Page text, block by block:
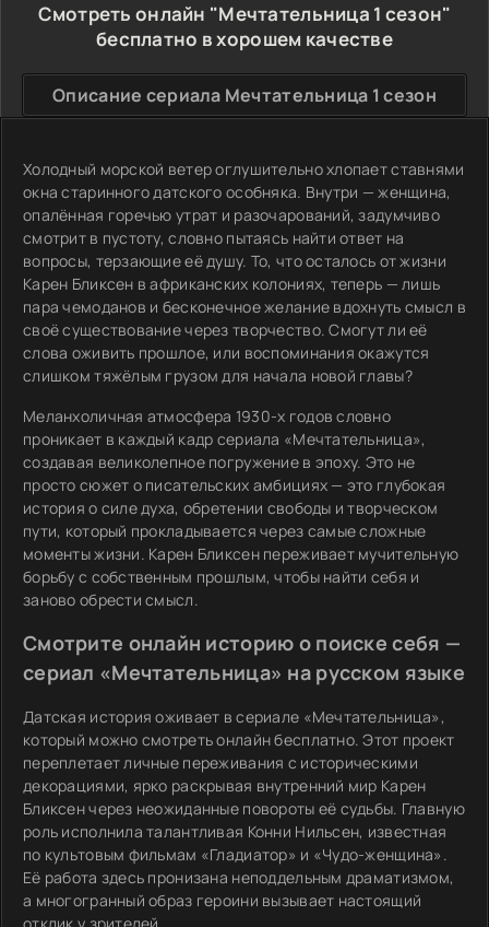
Смотреть онлайн "Мечтательница 1 сезон"
бесплатно в хорошем качестве
Описание сериала Мечтательница 1 сезон
Холодный морской ветер оглушительно хлопает ставнями
окна старинного датского особняка. Внутри — женщина,
опалённая горечью утрат и разочарований, задумчиво
смотрит в пустоту, словно пытаясь найти ответ на
вопросы, терзающие её душу. То, что осталось от жизни
Карен Бликсен в африканских колониях, теперь — лишь
пара чемоданов и бесконечное желание вдохнуть смысл в
своё существование через творчество. Смогут ли её
слова оживить прошлое, или воспоминания окажутся
слишком тяжёлым грузом для начала новой главы?
Меланхоличная атмосфера 1930-х годов словно
проникает в каждый кадр сериала «Мечтательница»,
создавая великолепное погружение в эпоху. Это не
просто сюжет о писательских амбициях — это глубокая
история о силе духа, обретении свободы и творческом
пути, который прокладывается через самые сложные
моменты жизни. Карен Бликсен переживает мучительную
борьбу с собственным прошлым, чтобы найти себя и
заново обрести смысл.
Смотрите онлайн историю о поиске себя —
сериал «Мечтательница» на русском языке
Датская история оживает в сериале «Мечтательница»,
который можно смотреть онлайн бесплатно. Этот проект
переплетает личные переживания с историческими
декорациями, ярко раскрывая внутренний мир Карен
Бликсен через неожиданные повороты её судьбы. Главную
роль исполнила талантливая Конни Нильсен, известная
по культовым фильмам «Гладиатор» и «Чудо-женщина».
Её работа здесь пронизана неподдельным драматизмом,
а многогранный образ героини вызывает настоящий